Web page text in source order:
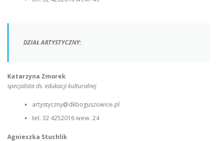
DZIAŁ ARTYSTYCZNY:
Katarzyna Zmorek
specjalista ds. edukacji kulturalnej
artystyczny@dkboguszowice.pl
tel. 32 4252016 wew. 24
Agnieszka Stuchlik